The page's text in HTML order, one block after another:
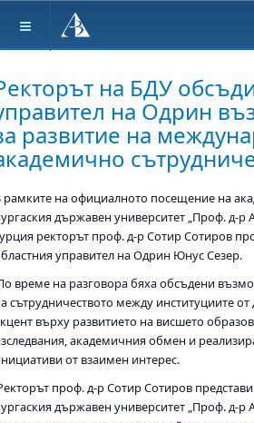
на БДУ
на Одрин
развитие на
рамките на официалното посещение на
държавен университет „Проф. д-р
ректорът проф. д-р Сотир Сотиров
управител на Одрин Юнус Сезер.
време на разговора бяха обсъдени
сътрудничеството между институциите от
върху развитието на висшето
академичния обмен и
от взаимен интерес.
проф. д-р Сотир Сотиров
държавен университет „Проф. д-р